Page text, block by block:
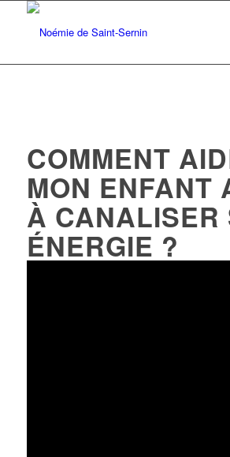
COMMENT
MON ENFANT
À CANALISER
ÉNERGIE ?